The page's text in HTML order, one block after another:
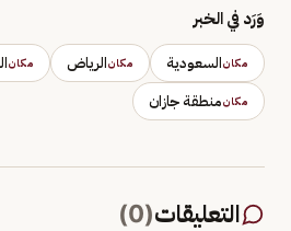
وَرَد في الخبر
مكانالسعودية مكانالرياض مكان
مكانمنطقة جازان
التعليقات(
0
)